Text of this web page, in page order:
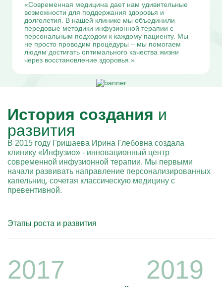
«Современная медицина дает нам удивительные
возможности для поддержания здоровья и
долголетия. В нашей клинике мы объединили
передовые методики инфузионной терапии с
персональным подходом к каждому пациенту. Мы
не просто проводим процедуры – мы помогаем
людям достигать оптимального качества жизни
через восстановление здоровья.»
История создания и
развития
В 2015 году Гришаева Ирина Глебовна создала
клинику «Инфузио» - инновационный центр
современной инфузионной терапии. Мы первыми
начали развивать направление персонализированных
капельниц, сочетая классическую медицину с
превентивной.
Этапы роста и развития
2017 2019